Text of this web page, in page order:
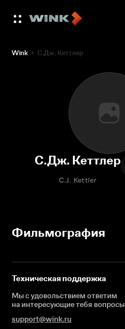
Wink С.Дж. Кеттлер
С.Дж. Кеттлер
C.J. Kettler
Фильмография
Техническая поддержка
Мы с удовольствием ответим
на интересующиетебя вопросы
support@wink.ru